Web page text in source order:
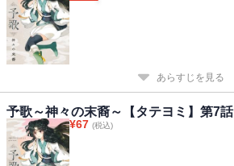
あらすじを見る
予歌～神々の末裔～【タテヨミ】第7話
¥67 (税込)